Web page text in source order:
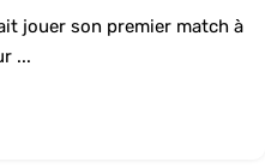
jouer son premier match à
...